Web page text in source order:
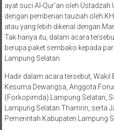
ayat suci Al-Qur’an oleh
dengan pemberian tauziah oleh
atau yang lebih dikenal dengan
Tak hanya itu, dalam acara
berupa paket sembako kepada
Lampung Selatan.
Hadir dalam acara tersebut, Wakil
Kesuma Dewangsa, Anggota
(Forkopimda) Lampung Selatan,
Lampung Selatan Thamrin, serta
Pemerintah Kabupaten Lampung